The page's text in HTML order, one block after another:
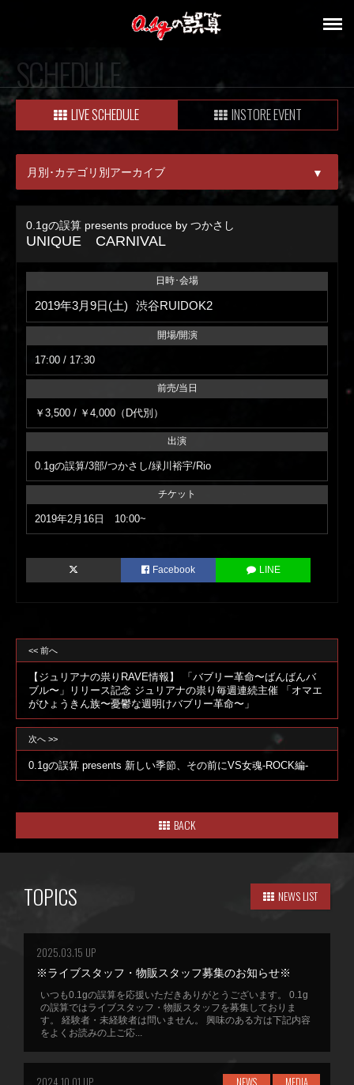
SCHEDULE
LIVE SCHEDULE INSTORE EVENT
月別･カテゴリ別アーカイブ ▼
ALL
08月
0.1gの誤算 presents produce by つかさし
UNIQUE CARNIVAL
日時･会場
2019年3月9日(土) 渋谷RUIDOK2
開場/開演
17:00 / 17:30
前売/当日
￥3,500 / ￥4,000（D代別）
出演
0.1gの誤算/3部/つかさし/緑川裕宇/Rio
チケット
2019年2月16日 10:00~
Facebook LINE
<< 前へ
【ジュリアナの祟りRAVE情報】 「バブリー革命〜ばんばんバ
ブル〜」リリース記念 ジュリアナの祟り毎週連続主催 「オマエ
がひょうきん族〜憂鬱な週明けバブリー革命〜」
次へ >>
0.1gの誤算 presents 新しい季節、その前にVS女魂-ROCK編-
BACK
TOPICS NEWS LIST
2025.03.15 UP
※ライブスタッフ・物販スタッフ募集のお知らせ※
いつも0.1gの誤算を応援いただきありがとうございます。 0.1g
の誤算ではライブスタッフ・物販スタッフを募集しておりま
す。 経験者・未経験者は問いません。 興味のある方は下記内容
をよくお読みの上ご応...